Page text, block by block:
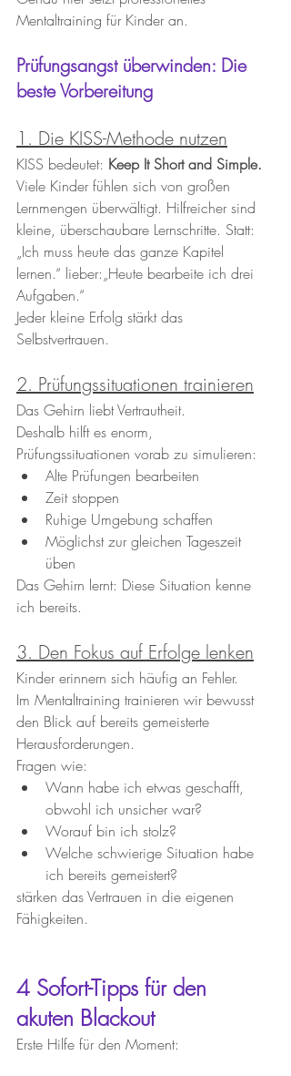
Mentaltraining für Kinder an.
Prüfungsangst überwinden: Die
beste Vorbereitung
1. Die KISS-Methode nutzen
KISS bedeutet: Keep It Short and Simple.
Viele Kinder fühlen sich von großen
Lernmengen überwältigt. Hilfreicher sind
kleine, überschaubare Lernschritte. Statt:
„Ich muss heute das ganze Kapitel
lernen.“ lieber:„Heute bearbeite ich drei
Aufgaben.“
Jeder kleine Erfolg stärkt das
Selbstvertrauen.
2. Prüfungssituationen trainieren
Das Gehirn liebt Vertrautheit.
Deshalb hilft es enorm,
Prüfungssituationen vorab zu simulieren:
Alte Prüfungen bearbeiten
Zeit stoppen
Ruhige Umgebung schaffen
Möglichst zur gleichen Tageszeit
üben
Das Gehirn lernt: Diese Situation kenne
ich bereits.
3. Den Fokus auf Erfolge lenken
Kinder erinnern sich häufig an Fehler.
Im Mentaltraining trainieren wir bewusst
den Blick auf bereits gemeisterte
Herausforderungen.
Fragen wie:
Wann habe ich etwas geschafft,
obwohl ich unsicher war?
Worauf bin ich stolz?
Welche schwierige Situation habe
ich bereits gemeistert?
stärken das Vertrauen in die eigenen
Fähigkeiten.
4 Sofort-Tipps für den
akuten Blackout
Erste Hilfe für den Moment: